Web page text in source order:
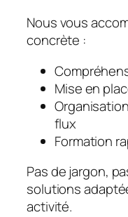
Nous vous
concrète :
Mise en
flux
Formation
Pas de jargon,
solutions
activité.